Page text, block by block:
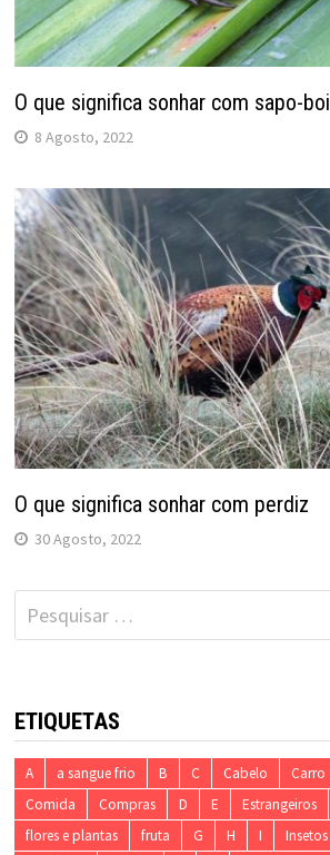
O que significa sonhar com sapo-boi
8 Agosto, 2022
O que significa sonhar com perdiz
30 Agosto, 2022
Pesquisar
por:
ETIQUETAS
A a sangue frio B C Cabelo Carro
Comida
Compras D E Estrangeiros
flores e plantas
fruta G H I Insetos